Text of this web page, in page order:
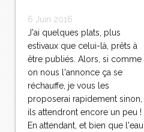
6 Juin 2016
J'ai quelques plats, plus
estivaux que celui-là, prêts à
être publiés. Alors, si comme
on nous l'annonce ça se
réchauffe, je vous les
proposerai rapidement sinon,
ils attendront encore un peu !
En attendant, et bien que l'eau